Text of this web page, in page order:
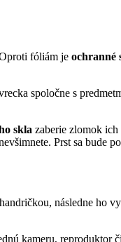
fóliám je ochranné
spoločne s
skla zaberie zlomok ich
Prst sa bude
následne ho
kameru, reproduktor